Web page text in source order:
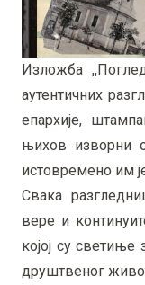
Изложба
аутентичних
епархије,
њихов изворни
истовремено им
Свака
вере и
којој су
друштвеног